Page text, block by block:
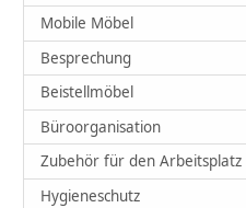
Mobile Möbel
Besprechung
Beistellmöbel
Büroorganisation
Zubehör für den Arbeitsplatz
Hygieneschutz